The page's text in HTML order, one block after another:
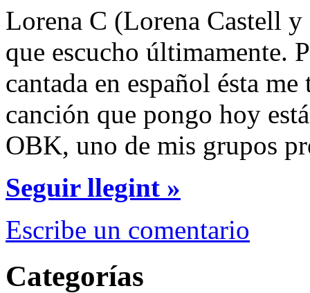
Lorena C (Lorena Castell
que escucho últimamente.
cantada en español ésta
canción que pongo hoy
OBK, uno de mis grupos
Seguir llegint »
Escribe un comentario
Categorías